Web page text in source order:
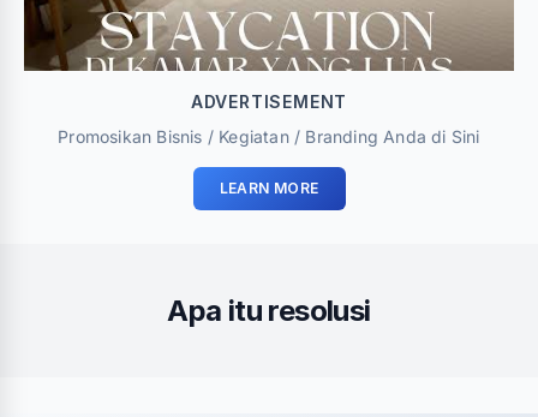
ADVERTISEMENT
Promosikan Bisnis / Kegiatan / Branding Anda di Sini
LEARN MORE
Apa itu resolusi